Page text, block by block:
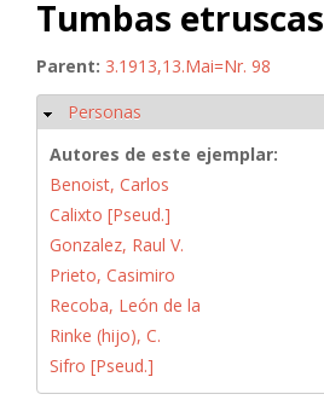
Tumbas etruscas
Parent: 3.1913,13.Mai=Nr. 98
Ocultar
Personas
Autores de este ejemplar:
Benoist, Carlos
Calixto [Pseud.]
Gonzalez, Raul V.
Prieto, Casimiro
Recoba, León de la
Rinke (hijo), C.
Sifro [Pseud.]